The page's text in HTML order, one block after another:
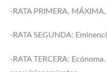
-RATA PRIMERA,
-RATA SEGUNDA:
-RATA TERCERA: